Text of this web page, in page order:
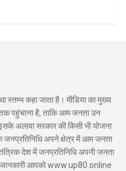
स्तम्भ कहा जाता है। मीडिया का मुख्य
पहुंचाना है, ताकि आम जनता उन
अलावा सरकार की किसी भी योजना
जनप्रतिनिधि अपने क्षेत्र में आम जनता
देश में जनप्रतिनिधि अपनी जनता
जानकारी आपको www.up80.online